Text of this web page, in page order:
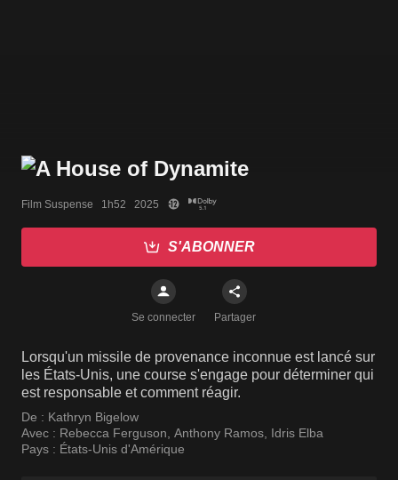
Film Suspense   1h52   2025
S'ABONNER
Se connecter Partager
Lorsqu'un missile de provenance inconnue est lancé sur
les États-Unis, une course s'engage pour déterminer qui
est responsable et comment réagir.
De : Kathryn Bigelow
Avec : Rebecca Ferguson, Anthony Ramos, Idris Elba
Pays : États-Unis d'Amérique